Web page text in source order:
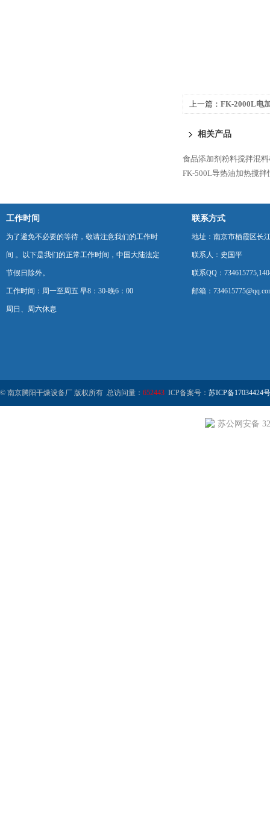
上一篇： FK-2000L电
相关产品
食品添加剂粉料搅拌混
FK-500L导热油加热搅拌
工作时间
为了避免不必要的等待，敬请注意我们的工作时
间 。以下是我们的正常工作时间，中国大陆法定
节假日除外。
工作时间：周一至周五 早8：30-晚6：00
周日、周六休息
联系方式
地址：南京市栖霞区长
联系人：史国平
联系QQ：
邮箱：
© 南京腾阳干燥设备厂 版权所有 总访问量： 652443 ICP备案号： 苏ICP备17034424
苏公网安备